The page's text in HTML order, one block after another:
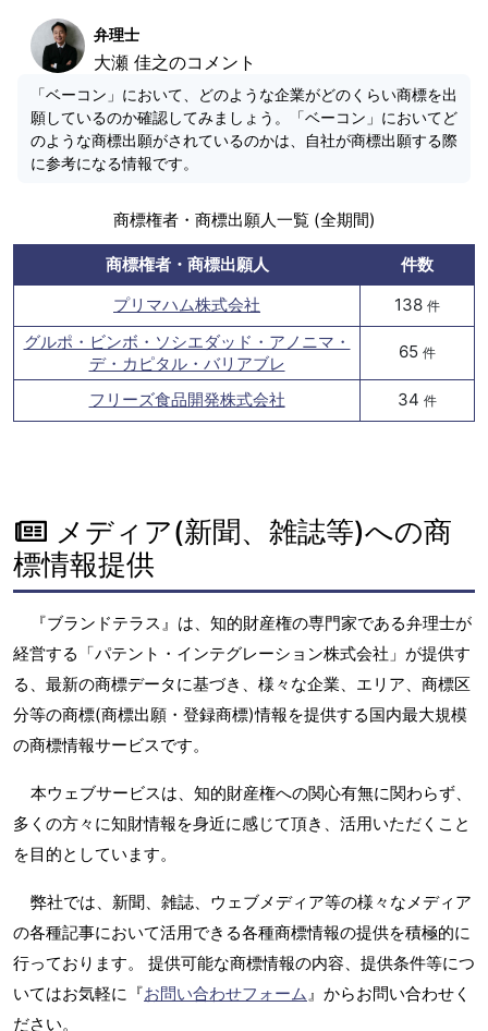
弁理士
大瀬 佳之のコメント
「ベーコン」において、どのような企業がどのくらい商標を出
願しているのか確認してみましょう。「ベーコン」においてど
のような商標出願がされているのかは、自社が商標出願する際
に参考になる情報です。
商標権者・商標出願人一覧 (全期間)
商標権者・商標出願人
件数
プリマハム株式会社
138 件
グルポ・ビンボ・ソシエダッド・アノニマ・
デ・カピタル・バリアブレ
65 件
フリーズ食品開発株式会社 34 件
メディア(新聞、雑誌等)への商
標情報提供
『ブランドテラス』は、知的財産権の専門家である弁理士が
経営する「パテント・インテグレーション株式会社」が提供す
る、最新の商標データに基づき、様々な企業、エリア、商標区
分等の商標(商標出願・登録商標)情報を提供する国内最大規模
の商標情報サービスです。
本ウェブサービスは、知的財産権への関心有無に関わらず、
多くの方々に知財情報を身近に感じて頂き、活用いただくこと
を目的としています。
弊社では、新聞、雑誌、ウェブメディア等の様々なメディア
の各種記事において活用できる各種商標情報の提供を積極的に
行っております。 提供可能な商標情報の内容、提供条件等につ
いてはお気軽に『お問い合わせフォーム』からお問い合わせく
ださい。